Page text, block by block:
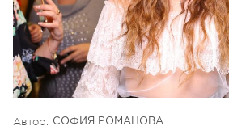
Автор: СОФИЯ РОМАНОВА